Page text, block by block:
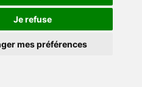
Je refuse
mes préférences
des données à caractère